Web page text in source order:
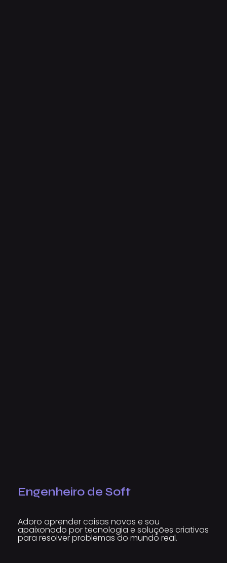
Engenheiro de Software
Adoro aprender coisas novas e sou
apaixonado por tecnologia e soluções criativas
para resolver problemas do mundo real.